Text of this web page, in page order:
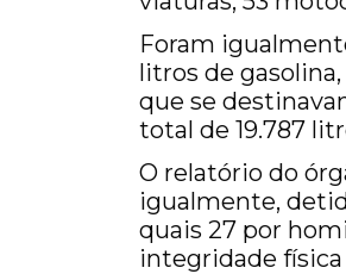
Foram
litros de
que se
total de 19.787
O relatório do
igualmente,
quais 27 por
integridade física